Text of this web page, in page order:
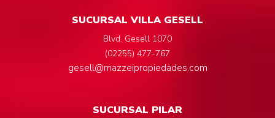
SUCURSAL VILLA GESELL
Blvd. Gesell 1070
(02255) 477-767
gesell@mazzeipropiedades.com
SUCURSAL PILAR